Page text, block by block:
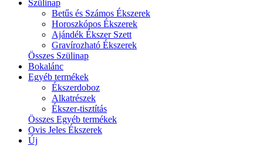
Szülinap
Betűs és Számos Ékszerek
Horoszkópos Ékszerek
Ajándék Ékszer Szett
Gravírozható Ékszerek
Összes Szülinap
Bokalánc
Egyéb termékek
Ékszerdoboz
Alkatrészek
Ékszer-tisztítás
Összes Egyéb termékek
Ovis Jeles Ékszerek
Új